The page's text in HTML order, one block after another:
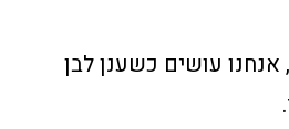
עושים כשענן לבן